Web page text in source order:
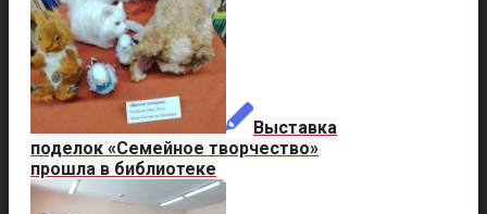
Выставка
поделок «Семейное творчество»
прошла в библиотеке